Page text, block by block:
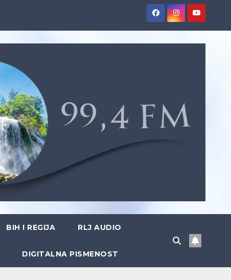
BIH I REGIJA RLJ AUDIO
DIGITALNA PISMENOST